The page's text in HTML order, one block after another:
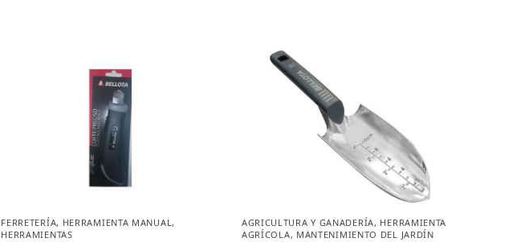
FERRETERÍA, HERRAMIENTA MANUAL,
HERRAMIENTAS
AGRICULTURA Y GANADERÍA, HERRAMIENTA
AGRÍCOLA, MANTENIMIENTO DEL JARDÍN